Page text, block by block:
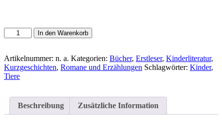
Fährmann,
Willi:
Hamster
und
der
In den Warenkorb
Artikelnummer: n. a. Kategorien: Bücher, Erstleser, Kinderliteratur,
Kurzgeschichten, Romane und Erzählungen Schlagwörter: Kinder,
Tiere
Beschreibung Zusätzliche Information